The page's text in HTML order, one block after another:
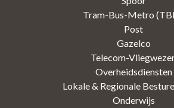
Tram-Bus-Metro
Post
Gazelco
Telecom-
Overheidsdiensten
Lokale & Regionale
Onderwijs